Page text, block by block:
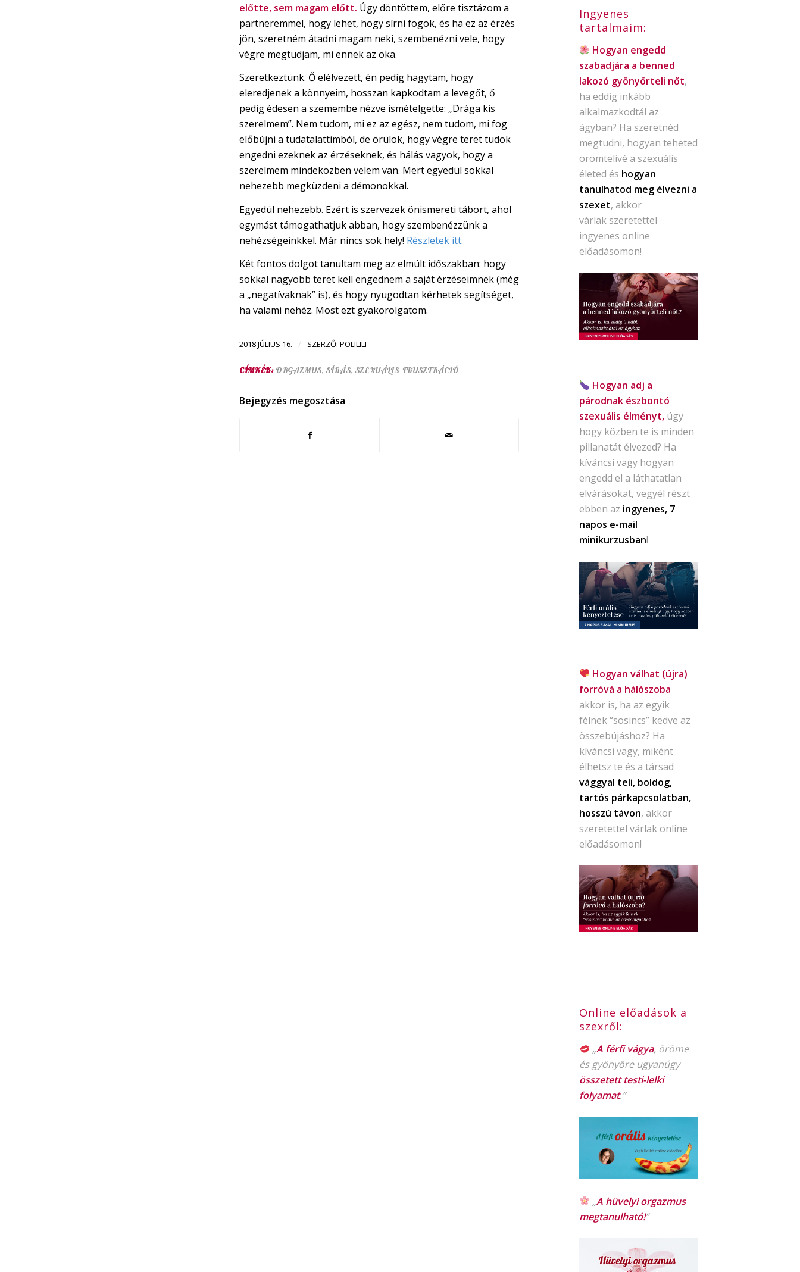
előtte, sem magam előtt. Úgy döntöttem, előre tisztázom a
partneremmel, hogy lehet, hogy sírni fogok, és ha ez az érzés
jön, szeretném átadni magam neki, szembenézni vele, hogy
végre megtudjam, mi ennek az oka.
Szeretkeztünk. Ő elélvezett, én pedig hagytam, hogy
eleredjenek a könnyeim, hosszan kapkodtam a levegőt, ő
pedig édesen a szemembe nézve ismételgette: „Drága kis
szerelmem”. Nem tudom, mi ez az egész, nem tudom, mi fog
előbújni a tudatalattimból, de örülök, hogy végre teret tudok
engedni ezeknek az érzéseknek, és hálás vagyok, hogy a
szerelmem mindeközben velem van. Mert egyedül sokkal
nehezebb megküzdeni a démonokkal.
Egyedül nehezebb. Ezért is szervezek önismereti tábort, ahol
egymást támogathatjuk abban, hogy szembenézzünk a
nehézségeinkkel. Már nincs sok hely! Részletek itt.
Két fontos dolgot tanultam meg az elmúlt időszakban: hogy
sokkal nagyobb teret kell engednem a saját érzéseimnek (még
a „negatívaknak” is), és hogy nyugodtan kérhetek segítséget,
ha valami nehéz. Most ezt gyakorolgatom.
2018 JÚLIUS 16. / SZERZŐ: POLILILI
CÍMKÉK: ORGAZMUS, SÍRÁS, SZEXUÁLIS_FRUSZTRÁCIÓ
Bejegyzés megosztása
Ingyenes
tartalmaim:
Hogyan engedd
szabadjára a benned
lakozó gyönyörteli nőt,
ha eddig inkább
alkalmazkodtál az
ágyban? Ha szeretnéd
megtudni, hogyan teheted
örömtelivé a szexuális
életed és hogyan
tanulhatod meg élvezni a
szexet, akkor
várlak szeretettel
ingyenes online
előadásomon!
Hogyan adj a
párodnak észbontó
szexuális élményt, úgy
hogy közben te is minden
pillanatát élvezed? Ha
kíváncsi vagy hogyan
engedd el a láthatatlan
elvárásokat, vegyél részt
ebben az ingyenes, 7
napos e-mail
minikurzusban!
Hogyan válhat (újra)
forróvá a hálószoba
akkor is, ha az egyik
félnek “sosincs” kedve az
összebújáshoz? Ha
kíváncsi vagy, miként
élhetsz te és a társad
vággyal teli, boldog,
tartós párkapcsolatban,
hosszú távon, akkor
szeretettel várlak online
előadásomon!
Online előadások a
szexről:
„A férfi vágya, öröme
és gyönyöre ugyanúgy
összetett testi-lelki
folyamat.”
„A hüvelyi orgazmus
megtanulható!”